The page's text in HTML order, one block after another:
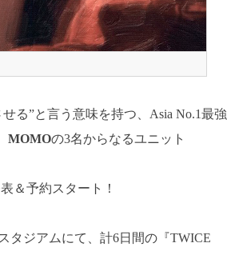
る”と言う意味を持つ、Asia No.1最強
MOMOの3名からなるユニット
＆予約スタート！
タジアムにて、計6日間の『TWICE